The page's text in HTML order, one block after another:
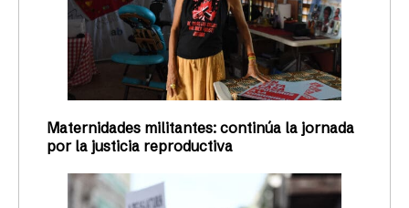
Maternidades militantes: continúa la jornada
por la justicia reproductiva